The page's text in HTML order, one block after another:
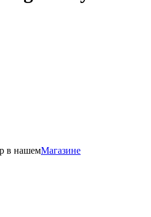
в нашемМагазине